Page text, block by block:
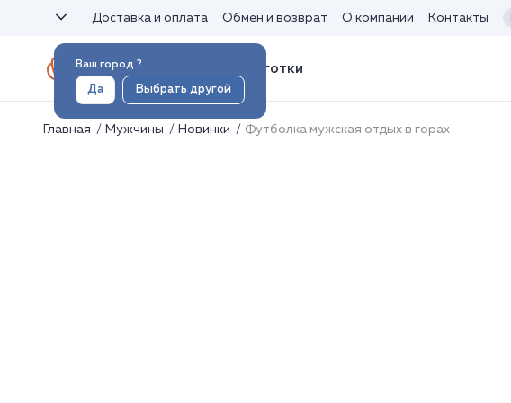
Ваш город ?
Да Выбрать другой
Доставка и оплата Обмен и возврат О компании Контакты
Носки и колготки
Главная Мужчины Новинки Футболка мужская отдых в горах